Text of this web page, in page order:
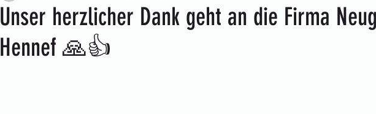
Unser herzlicher Dank geht an die Firma
Hennef 🙏👍